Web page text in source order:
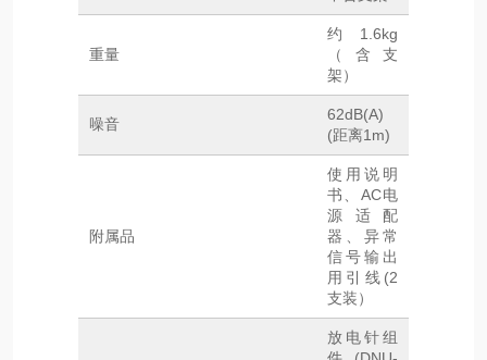
重量
约1.6kg
（含支
架）
噪音
62dB(A)
(距离1m)
附属品
使用说明
书、AC电
源适配
器、异常
信号输出
用引线(2
支装）
放电针组